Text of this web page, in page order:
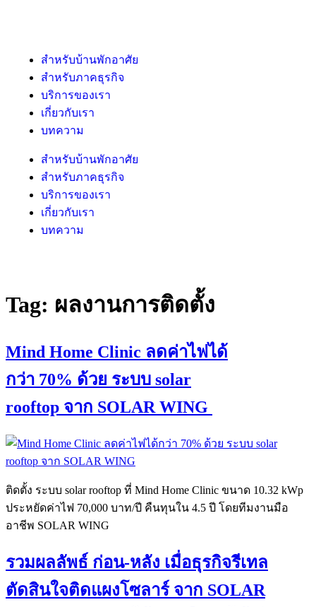
สำหรับบ้านพักอาศัย
สำหรับภาคธุรกิจ
บริการของเรา
เกี่ยวกับเรา
บทความ
สำหรับบ้านพักอาศัย
สำหรับภาคธุรกิจ
บริการของเรา
เกี่ยวกับเรา
บทความ
Tag: ผลงานการติดตั้ง
Mind Home Clinic ลดค่าไฟได้
กว่า 70% ด้วย ระบบ solar
rooftop จาก SOLAR WING
ติดตั้ง ระบบ solar rooftop ที่ Mind Home Clinic ขนาด 10.32 kWp
ประหยัดค่าไฟ 70,000 บาท/ปี คืนทุนใน 4.5 ปี โดยทีมงานมือ
อาชีพ SOLAR WING
รวมผลลัพธ์ ก่อน-หลัง เมื่อธุรกิจรีเทล
ตัดสินใจติดแผงโซลาร์ จาก SOLAR